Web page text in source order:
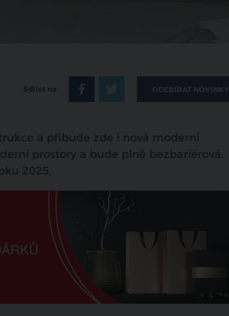
Sdílet na ODEBÍRAT NOVINKY
a přibude zde i nová moderní
prostory a bude plně bezbariérová.
2025.